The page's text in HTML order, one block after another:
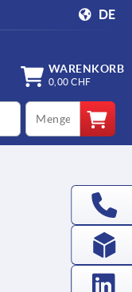
DE
WARENKORB
0,00 CHF
qty